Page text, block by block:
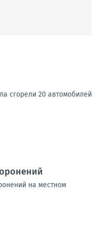
сгорели 20 автомобилей
на местном